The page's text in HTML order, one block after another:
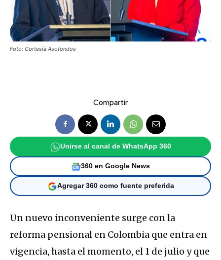
Foto: Cortesía Asofondos
Compartir
Unirse al canal de WhatsApp 360
360 en Google News
Agregar 360 como fuente preferida
Un nuevo inconveniente surge con la
reforma pensional en Colombia que entra en
vigencia, hasta el momento, el 1 de julio y que